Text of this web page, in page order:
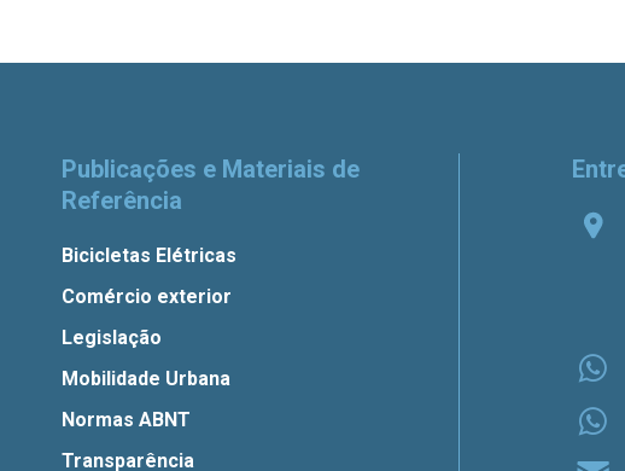
Publicações e Materiais de
Referência
Bicicletas Elétricas
Comércio exterior
Legislação
Mobilidade Urbana
Normas ABNT
Transparência